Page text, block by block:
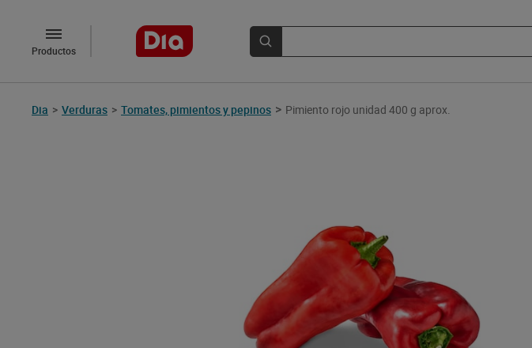
Productos
Dia > Verduras > Tomates, pimientos y pepinos > Pimiento rojo unidad 400 g aprox.